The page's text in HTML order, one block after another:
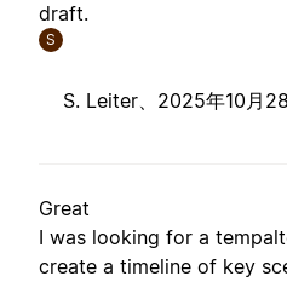
draft.
S
S. Leiter、 2025年10月
Great
I was looking for a
create a timeline of key